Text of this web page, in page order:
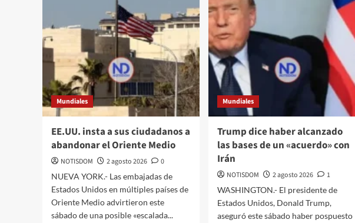
Mundiales
EE.UU. insta a sus ciudadanos a
abandonar el Oriente Medio
NOTISDOM 2 agosto 2026
0
NUEVA YORK.- Las embajadas de
Estados Unidos en múltiples países de
Oriente Medio advirtieron este
sábado de una posible «escalada...
Mundiales
Trump dice haber alcanzado
las bases de un «acuerdo» con
Irán
NOTISDOM 2 agosto 2026
1
WASHINGTON.- El presidente de
Estados Unidos, Donald Trump,
aseguró este sábado haber pospuesto